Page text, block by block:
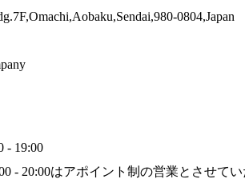
0804,Japan
- 19:00
- 20:00はアポイント制の営業とさせて